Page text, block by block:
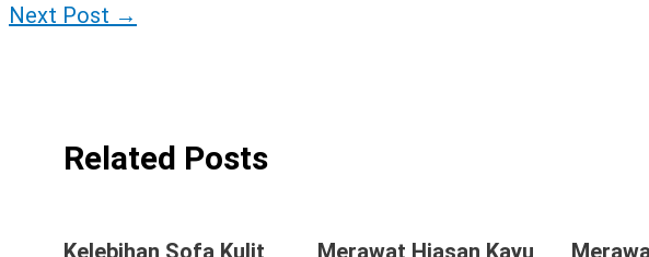
Next Post →
Related Posts
Kelebihan Sofa Kulit
Merawat Hiasan Kayu